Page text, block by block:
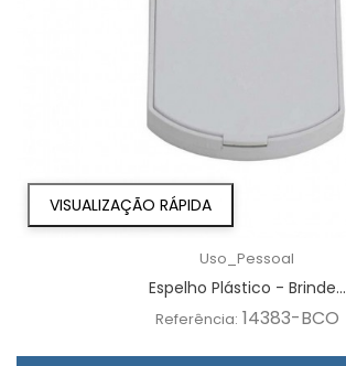
VISUALIZAÇÃO RÁPIDA
Uso_Pessoal
Espelho Plástico - Brinde...
Referência: 14383-BCO